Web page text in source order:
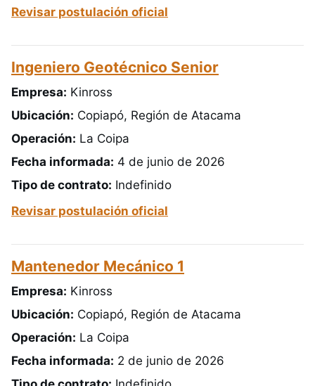
Revisar postulación oficial
Ingeniero Geotécnico Senior
Empresa: Kinross
Ubicación: Copiapó, Región de Atacama
Operación: La Coipa
Fecha informada: 4 de junio de 2026
Tipo de contrato: Indefinido
Revisar postulación oficial
Mantenedor Mecánico 1
Empresa: Kinross
Ubicación: Copiapó, Región de Atacama
Operación: La Coipa
Fecha informada: 2 de junio de 2026